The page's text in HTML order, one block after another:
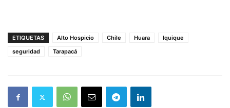
ETIQUETAS Alto Hospicio Chile Huara
Iquique
seguridad
Tarapacá